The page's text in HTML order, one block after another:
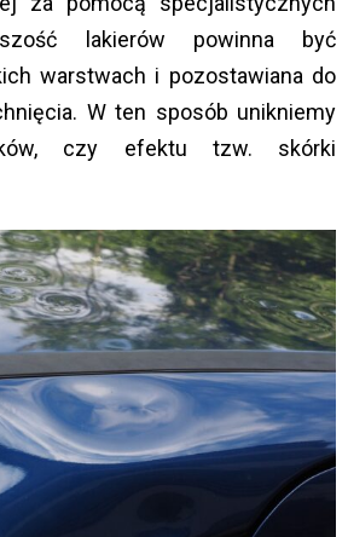
lakierów powinna być
warstwach i pozostawiana do
W ten sposób unikniemy
czy efektu tzw. skórki